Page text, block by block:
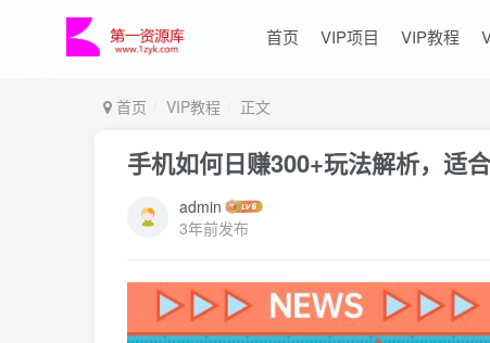
首页 VIP项目 VIP教程
首页 VIP教程 正文
手机如何日赚300+玩法解析，适
admin
3年前发布